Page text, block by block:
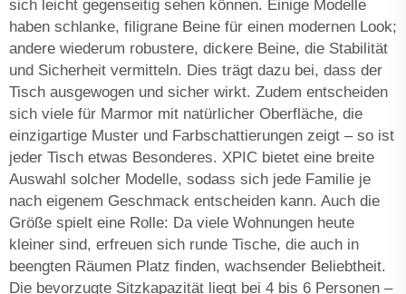
sich leicht gegenseitig sehen können. Einige Modelle
haben schlanke, filigrane Beine für einen modernen Look;
andere wiederum robustere, dickere Beine, die Stabilität
und Sicherheit vermitteln. Dies trägt dazu bei, dass der
Tisch ausgewogen und sicher wirkt. Zudem entscheiden
sich viele für Marmor mit natürlicher Oberfläche, die
einzigartige Muster und Farbschattierungen zeigt – so ist
jeder Tisch etwas Besonderes. XPIC bietet eine breite
Auswahl solcher Modelle, sodass sich jede Familie je
nach eigenem Geschmack entscheiden kann. Auch die
Größe spielt eine Rolle: Da viele Wohnungen heute
kleiner sind, erfreuen sich runde Tische, die auch in
beengten Räumen Platz finden, wachsender Beliebtheit.
Die bevorzugte Sitzkapazität liegt bei 4 bis 6 Personen –